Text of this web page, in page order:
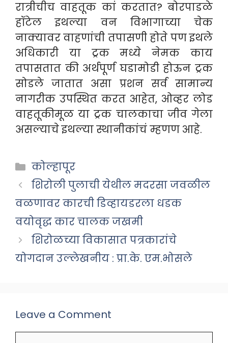
रात्रीचीच वाहतूक कां करतात? बोरपाडळे
हॉटेल इथल्या वन विभागाच्या चेक
नाक्यावर वाहणांची तपासणी होते पण इथले
अधिकारी या ट्रक मध्ये नेमक काय
तपासतात की अर्थपूर्ण घडामोडी होऊन ट्रक
सोडले जातात असा प्रशन सर्व सामान्य
नागरीक उपस्थित करत आहेत, ओव्हर लोड
वाहतूकीमूळ या ट्रक चालकाचा जीव गेला
असल्याचे इथल्या स्थानीकांचं म्हणण आहे.
Categories
कोल्हापूर
शिरोली पुलाची येथील मदरसा जवळील
वळणावर कारची डिव्हायडरला धडक
वयोवृद्ध कार चालक जखमी
शिरोळच्या विकासात पत्रकारांचे
योगदान उल्लेखनीय : प्रा.के. एम.भोसले
Leave a Comment